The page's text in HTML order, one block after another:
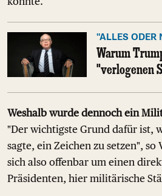
"ALLES ODER
Warum
"verlogenen
Weshalb wurde dennoch ein
"Der wichtigste Grund dafür ist,
sagte, ein Zeichen zu setzen", so
sich also offenbar um einen
Präsidenten, hier militärische